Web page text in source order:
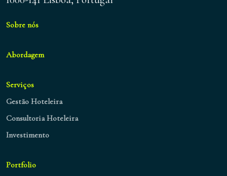
Sobre nós
Abordagem
Serviços
Gestão Hoteleira
Consultoria Hoteleira
Investimento
Portfolio